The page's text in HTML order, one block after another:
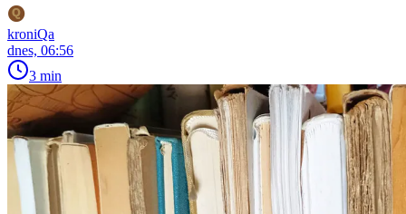
kroniQa
dnes, 06:56
3 min